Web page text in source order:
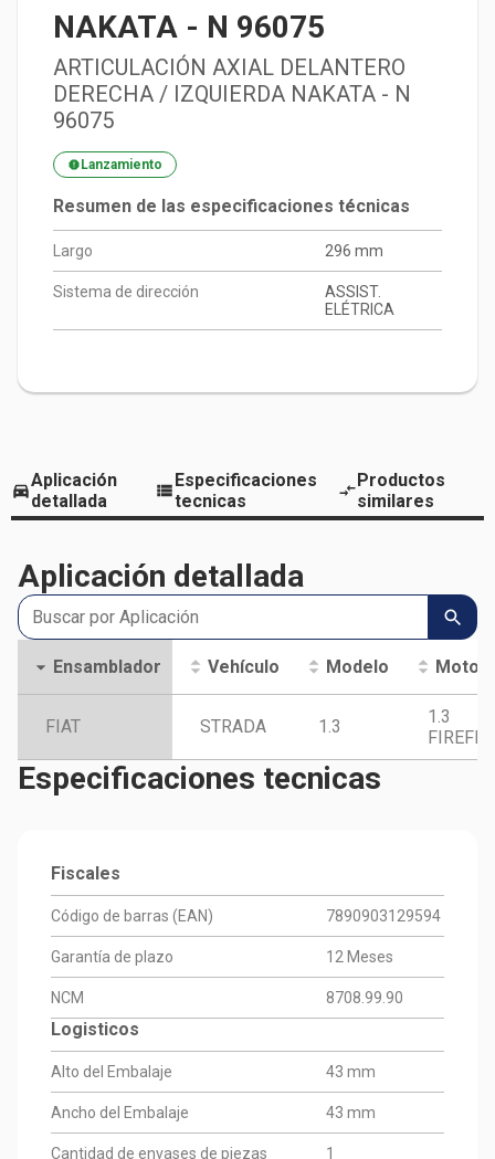
NAKATA - N 96075
ARTICULACIÓN AXIAL DELANTERO
DERECHA / IZQUIERDA NAKATA - N
96075
Lanzamiento
Resumen de las especificaciones técnicas
Largo 296 mm
Sistema de dirección
ASSIST.
ELÉTRICA
Aplicación
detallada
Especificaciones
tecnicas
Productos
similares
Aplicación detallada
Ensamblador Vehículo Modelo Motor
FIAT STRADA 1.3
1.3
FIREFLY
Especificaciones tecnicas
Fiscales
Código de barras (EAN) 7890903129594
Garantía de plazo 12 Meses
NCM 8708.99.90
Logisticos
Alto del Embalaje 43 mm
Ancho del Embalaje 43 mm
Cantidad de envases de piezas 1